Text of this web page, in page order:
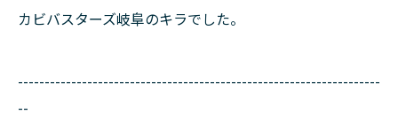
カビバスターズ岐阜のキラでした。
--------------------------------------------------------------------
--